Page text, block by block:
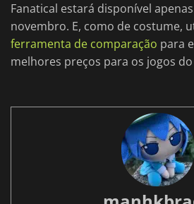
Fanatical estará disponível
novembro. E, como de costume,
ferramenta de comparação para
melhores preços para os jogos